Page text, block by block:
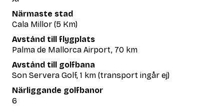
Närmaste stad
Cala Millor (5 Km)
Avstånd till flygplats
Palma de Mallorca Airport, 70 km
Avstånd till golfbana
Son Servera Golf, 1 km (transport ingår ej)
Närliggande golfbanor
6